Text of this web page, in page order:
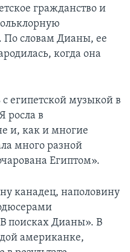
гражданство и
По словам Дианы, ее
когда она
египетской музыкой в
росла в
и, как и многие
много разной
Египтом».
канадец, наполовину
поисках Дианы». В
американке,